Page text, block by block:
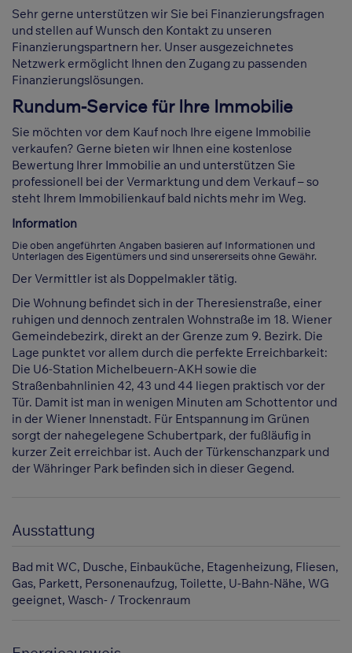
Sehr gerne unterstützen wir Sie bei Finanzierungsfragen
und stellen auf Wunsch den Kontakt zu unseren
Finanzierungspartnern her. Unser ausgezeichnetes
Netzwerk ermöglicht Ihnen den Zugang zu passenden
Finanzierungslösungen.
Rundum-Service für Ihre Immobilie
Sie möchten vor dem Kauf noch Ihre eigene Immobilie
verkaufen? Gerne bieten wir Ihnen eine kostenlose
Bewertung Ihrer Immobilie an und unterstützen Sie
professionell bei der Vermarktung und dem Verkauf – so
steht Ihrem Immobilienkauf bald nichts mehr im Weg.
Information
Die oben angeführten Angaben basieren auf Informationen und
Unterlagen des Eigentümers und sind unsererseits ohne Gewähr.
Der Vermittler ist als Doppelmakler tätig.
Die Wohnung befindet sich in der Theresienstraße, einer
ruhigen und dennoch zentralen Wohnstraße im 18. Wiener
Gemeindebezirk, direkt an der Grenze zum 9. Bezirk. Die
Lage punktet vor allem durch die perfekte Erreichbarkeit:
Die U6-Station Michelbeuern-AKH sowie die
Straßenbahnlinien 42, 43 und 44 liegen praktisch vor der
Tür. Damit ist man in wenigen Minuten am Schottentor und
in der Wiener Innenstadt. Für Entspannung im Grünen
sorgt der nahegelegene Schubertpark, der fußläufig in
kurzer Zeit erreichbar ist. Auch der Türkenschanzpark und
der Währinger Park befinden sich in dieser Gegend.
Ausstattung
Bad mit WC Dusche Einbauküche Etagenheizung Fliesen
Gas Parkett Personenaufzug Toilette U-Bahn-Nähe WG
geeignet Wasch- / Trockenraum